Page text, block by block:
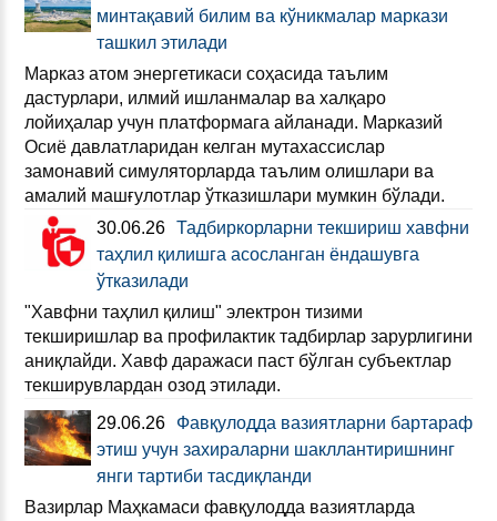
минтақавий билим ва кўникмалар маркази
ташкил этилади
Марказ атом энергетикаси соҳасида таълим
дастурлари, илмий ишланмалар ва халқаро
лойиҳалар учун платформага айланади. Марказий
Осиё давлатларидан келган мутахассислар
замонавий симуляторларда таълим олишлари ва
амалий машғулотлар ўтказишлари мумкин бўлади.
30.06.26 Тадбиркорларни текшириш хавфни
таҳлил қилишга асосланган ёндашувга
ўтказилади
"Хавфни таҳлил қилиш" электрон тизими
текширишлар ва профилактик тадбирлар зарурлигини
аниқлайди. Хавф даражаси паст бўлган субъектлар
текширувлардан озод этилади.
29.06.26
Фавқулодда вазиятларни бартараф
этиш учун захираларни шакллантиришнинг
янги тартиби тасдиқланди
Вазирлар Маҳкамаси фавқулодда вазиятларда